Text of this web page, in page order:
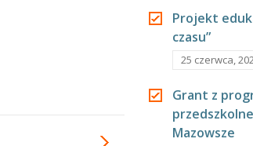
Projekt
czasu”
25 czerwca,
Grant z
Mazowsze